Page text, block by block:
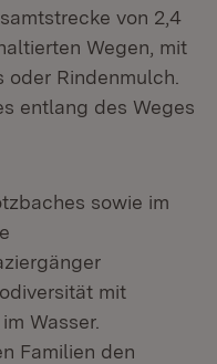
von 2,4
Wegen, mit
oder Rindenmulch.
entlang des Weges
sowie im
mit
Wasser.
Familien den